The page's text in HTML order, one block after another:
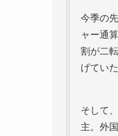
今季の
ャー通
割が二
げてい
そして
主。外